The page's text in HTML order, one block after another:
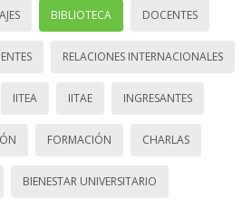
BIBLIOTECA DOCENTES
RELACIONES INTERNACIONALES
IITEA IITAE INGRESANTES
FORMACIÓN CHARLAS
BIENESTAR UNIVERSITARIO